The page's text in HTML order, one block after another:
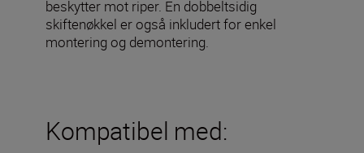
beskytter mot riper. En dobbeltsidig
skiftenøkkel er også inkludert for enkel
montering og demontering.
Kompatibel med: